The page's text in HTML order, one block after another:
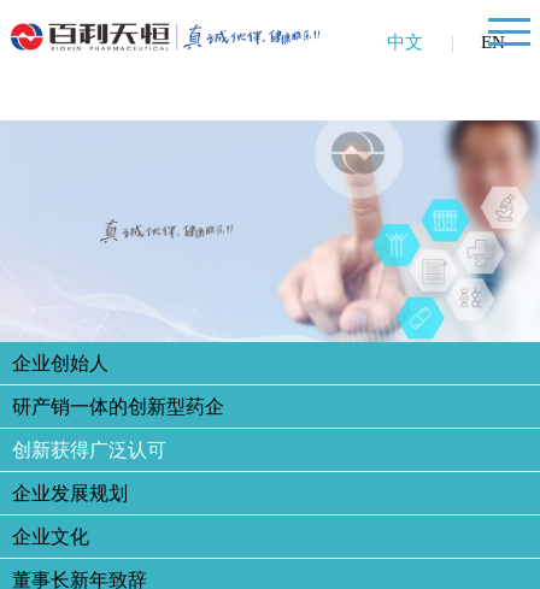
中文 | EN
企业创始人
研产销一体的创新型药企
创新获得广泛认可
企业发展规划
企业文化
董事长新年致辞